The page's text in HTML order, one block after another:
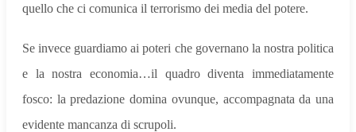
quello che ci comunica il terrorismo dei media del potere.
Se invece guardiamo ai poteri che governano la nostra politica
e la nostra economia…il quadro diventa immediatamente
fosco: la predazione domina ovunque, accompagnata da una
evidente mancanza di scrupoli.